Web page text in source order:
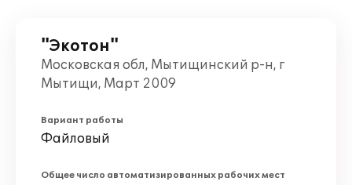
"Экотон"
Московская обл, Мытищинский р-н, г
Мытищи, Март 2009
Вариант работы
Файловый
Общее число автоматизированных рабочих мест